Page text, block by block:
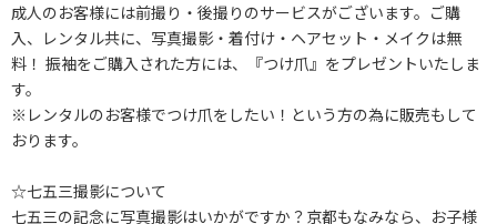
成人のお客様には前撮り・後撮りのサービスがございます。ご購
入、レンタル共に、写真撮影・着付け・ヘアセット・メイクは無
料！ 振袖をご購入された方には、『つけ爪』をプレゼントいたしま
す。
※レンタルのお客様でつけ爪をしたい！という方の為に販売もして
おります。
☆七五三撮影について
七五三の記念に写真撮影はいかがですか？京都もなみなら、お子様